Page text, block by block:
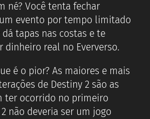
né? Você tenta fechar
evento por tempo limitado
tapas nas costas e te
dinheiro real no Eververso.
é o pior? As maiores e mais
de Destiny 2 são as
ter ocorrido no primeiro
não deveria ser um jogo